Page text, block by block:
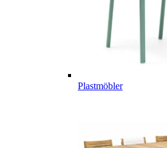
Plastmöbler